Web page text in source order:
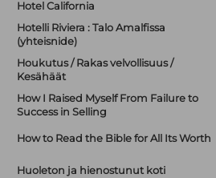
Hotel California
Hotelli Riviera : Talo Amalfissa
(yhteisnide)
Houkutus / Rakas velvollisuus /
Kesähäät
How I Raised Myself From Failure to
Success in Selling
How to Read the Bible for All Its Worth
Huoleton ja hienostunut koti